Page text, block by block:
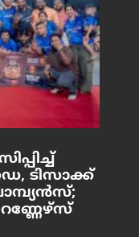
ടിസാക്ക്